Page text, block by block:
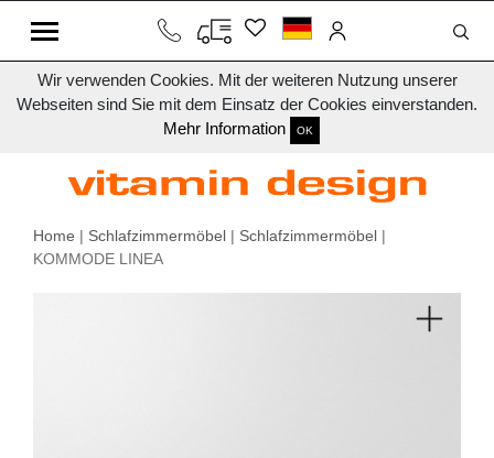
Wir verwenden Cookies. Mit der weiteren Nutzung unserer
Webseiten sind Sie mit dem Einsatz der Cookies einverstanden.
Mehr Information
OK
Home | Schlafzimmermöbel | Schlafzimmermöbel |
KOMMODE LINEA